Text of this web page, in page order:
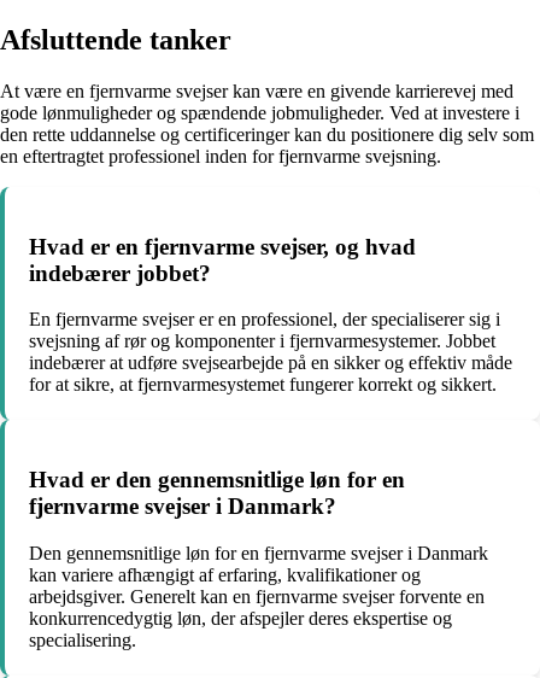
Afsluttende tanker
At være en fjernvarme svejser kan være en givende karrierevej med
gode lønmuligheder og spændende jobmuligheder. Ved at investere i
den rette uddannelse og certificeringer kan du positionere dig selv som
en eftertragtet professionel inden for fjernvarme svejsning.
Hvad er en fjernvarme svejser, og hvad
indebærer jobbet?
En fjernvarme svejser er en professionel, der specialiserer sig i
svejsning af rør og komponenter i fjernvarmesystemer. Jobbet
indebærer at udføre svejsearbejde på en sikker og effektiv måde
for at sikre, at fjernvarmesystemet fungerer korrekt og sikkert.
Hvad er den gennemsnitlige løn for en
fjernvarme svejser i Danmark?
Den gennemsnitlige løn for en fjernvarme svejser i Danmark
kan variere afhængigt af erfaring, kvalifikationer og
arbejdsgiver. Generelt kan en fjernvarme svejser forvente en
konkurrencedygtig løn, der afspejler deres ekspertise og
specialisering.